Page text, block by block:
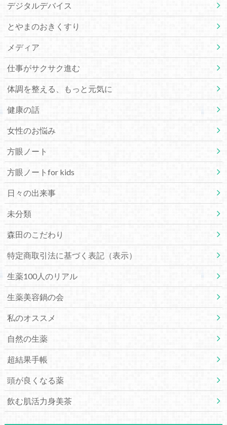
デジタルデバイス
とやまのおきくすり
メディア
仕事がサクサク進む
体調を整える、もっと元気に
健康の話
女性のお悩み
方眼ノート
方眼ノートfor kids
日々の出来事
未分類
森田のこだわり
特定商取引法に基づく表記（表示）
生薬100人のリアル
生薬美容鍋の会
私のオススメ
自然の生薬
超結果手帳
頭が良くなる薬
飲む肌活力身美茶